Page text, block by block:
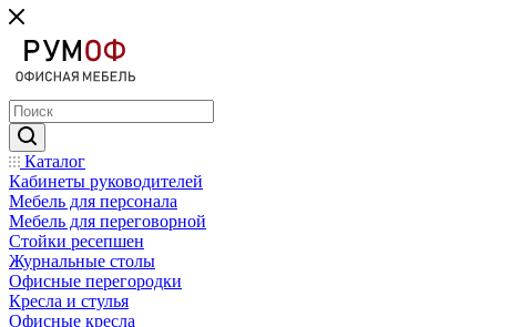
Каталог
Кабинеты руководителей
Мебель для персонала
Мебель для переговорной
Стойки ресепшен
Журнальные столы
Офисные перегородки
Кресла и стулья
Офисные кресла